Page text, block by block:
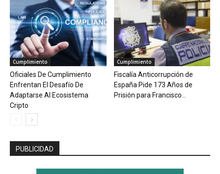
Cumplimiento
Oficiales De Cumplimiento
Enfrentan El Desafío De
Adaptarse Al Ecosistema
Cripto
Cumplimiento
Fiscalía Anticorrupción de
España Pide 173 Años de
Prisión para Francisco...
PUBLICIDAD